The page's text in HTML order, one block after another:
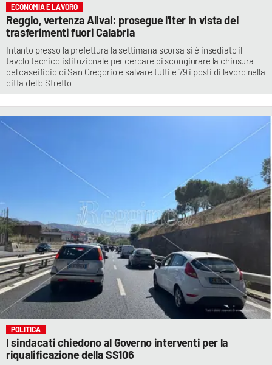
ECONOMIA E LAVORO
Reggio, vertenza Alival: prosegue l'iter in vista dei
trasferimenti fuori Calabria
Intanto presso la prefettura la settimana scorsa si è insediato il
tavolo tecnico istituzionale per cercare di scongiurare la chiusura
del caseificio di San Gregorio e salvare tutti e 79 i posti di lavoro nella
città dello Stretto
POLITICA
I sindacati chiedono al Governo interventi per la
riqualificazione della SS106